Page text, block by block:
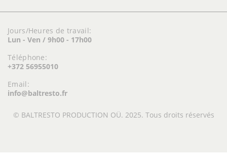
Jours/Heures de travail:
Lun - Ven / 9h00 - 17h00
Téléphone:
+372 56955010
Email:
info@baltresto.fr
© BALTRESTO PRODUCTION OÜ. 2025. Tous droits réservés